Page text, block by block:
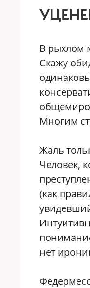
В рыхлом
Скажу
Многим
Жаль
Человек,
(как
нет